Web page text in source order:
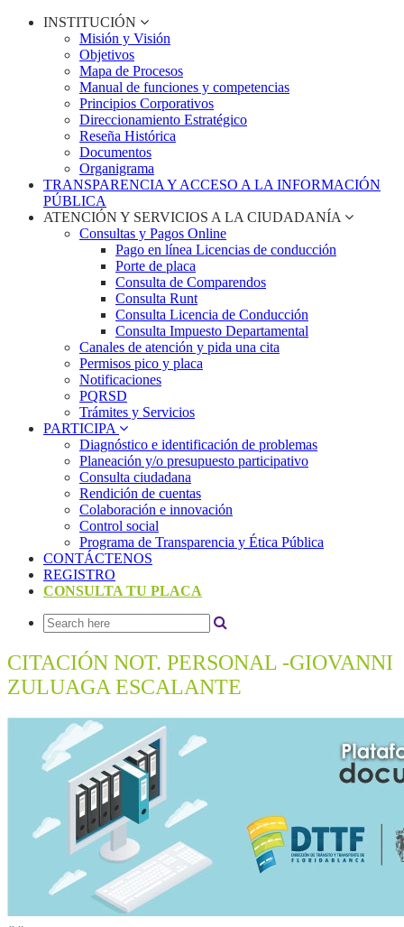
INSTITUCIÓN
Misión y Visión
Objetivos
Mapa de Procesos
Manual de funciones y competencias
Principios Corporativos
Direccionamiento Estratégico
Reseña Histórica
Documentos
Organigrama
TRANSPARENCIA Y ACCESO A LA INFORMACIÓN
PÚBLICA
ATENCIÓN Y SERVICIOS A LA CIUDADANÍA
Consultas y Pagos Online
Pago en línea Licencias de conducción
Porte de placa
Consulta de Comparendos
Consulta Runt
Consulta Licencia de Conducción
Consulta Impuesto Departamental
Canales de atención y pida una cita
Permisos pico y placa
Notificaciones
PQRSD
Trámites y Servicios
PARTICIPA
Diagnóstico e identificación de problemas
Planeación y/o presupuesto participativo​
Consulta ciudadana
Rendición de cuentas
Colaboración e innovación
Control social
Programa de Transparencia y Ética Pública
CONTÁCTENOS
REGISTRO
CONSULTA TU PLACA
CITACIÓN NOT. PERSONAL -GIOVANNI
ZULUAGA ESCALANTE